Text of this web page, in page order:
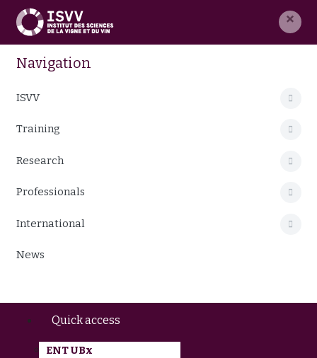
×
Navigation
ISVV
Training
Research
Professionals
International
News
Quick access
ENT UBx